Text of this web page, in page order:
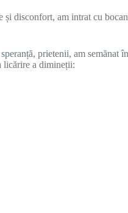
și disconfort, am intrat cu
prietenii, am semănat
licărire a dimineții: